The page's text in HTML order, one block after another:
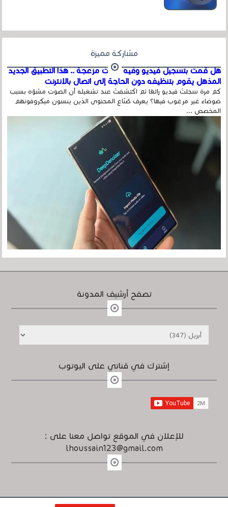
مشاركة مميزة
هل قمت بتسجيل فيديو وفيه أصوت مزعجة .. هذا التطبيق الجديد
المذهل يقوم بتنظيفه دون الحاجة إلى اتصال بالإنترنت
كم مرة سجلتَ فيديو رائعًا ثم اكتشفتَ عند تشغيله أن الصوت مشوّه بسبب
ضوضاء غير مرغوب فيها؟ يعرف صُنّاع المحتوى الذين ينسون ميكروفونهم
المخصص ...
تصفح أرشيف المدونة
إشترك في قناتي على اليوتوب
للإعلان في الموقع تواصل معنا على :
lhoussain123@gmail.com